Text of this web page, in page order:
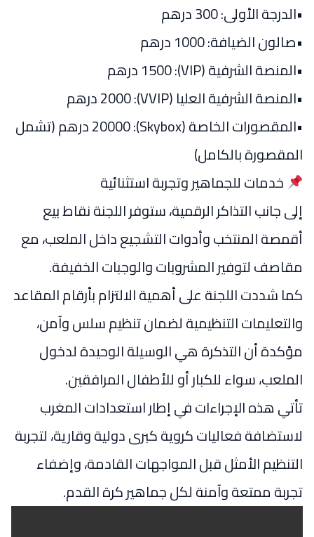
•الدرجة الأولى: 300 درهم
•صالون الضيافة: 1000 درهم
•المنصة الشرفية (VIP): 1500 درهم
•المنصة الشرفية العليا (VVIP): 2000 درهم
•المقصورات الخاصة (Skybox): 20000 درهم (تشمل
المقصورة بالكامل)
خدمات للجماهير وتجربة استثنائية
إلى جانب التذاكر الرقمية، ستوفر اللجنة نقاط بيع
أقمصة المنتخب وأدوات التشجيع داخل الملعب، مع
مقاصف لتوفير المشروبات والوجبات الخفيفة.
كما شددت اللجنة على أهمية الالتزام بأرقام المقاعد
والتعليمات التنظيمية لضمان تنظيم سلس وآمن،
مؤكدة أن التذكرة هي الوسيلة الوحيدة لدخول
الملعب، سواء للكبار أو للأطفال المرافقين.
تأتي هذه الإجراءات في إطار استعدادات المغرب
لاستضافة فعاليات كروية كبرى دولية وقارية، لتجربة
التنظيم الأمثل قبل المواجهات القادمة، وإضفاء
تجربة ممتعة وآمنة لكل جماهير كرة القدم.